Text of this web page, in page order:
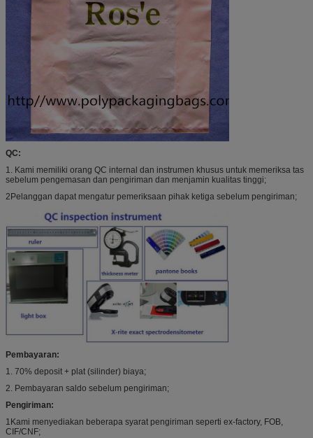
QC:
1. Kami memiliki orang QC internal dan instrumen khusus untuk memeriksa tas
sebelum pengemasan dan pengiriman dan menjamin kualitas tinggi;
2Pelanggan dapat mengatur pemeriksaan pihak ketiga sebelum pengiriman;
Pembayaran:
1. 70% deposit + plat (silinder) biaya;
2. Pembayaran saldo sebelum pengiriman;
Pengiriman:
1Kami menyediakan beberapa syarat pengiriman seperti ex-factory, FOB,
CIF/CNF;